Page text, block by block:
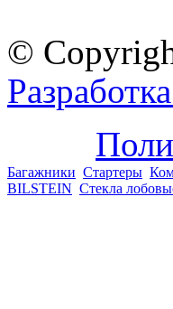
©
Багажники Стартеры
BILSTEIN Стекла